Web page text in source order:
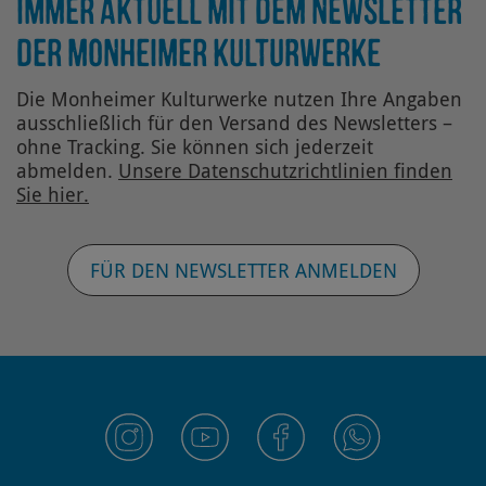
IMMER AKTUELL MIT DEM NEWSLETTER
DER MONHEIMER KULTURWERKE
Die Monheimer Kulturwerke nutzen Ihre Angaben
ausschließlich für den Versand des Newsletters –
ohne Tracking. Sie können sich jederzeit
abmelden. Unsere Datenschutz­richtlinien finden
Sie hier.
FÜR DEN NEWSLETTER ANMELDEN